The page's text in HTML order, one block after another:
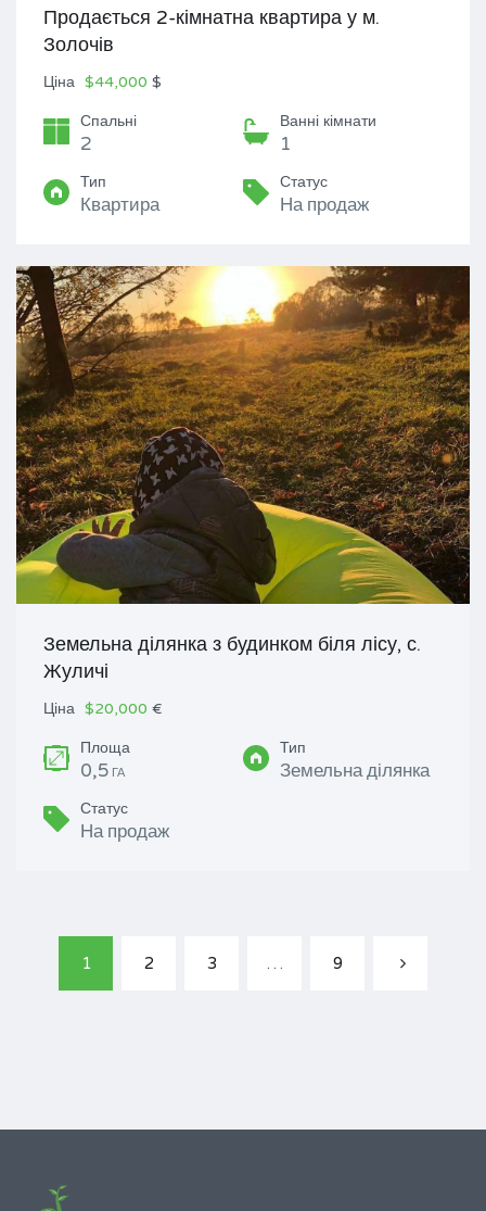
Продається 2-кімнатна квартира у м.
Золочів
Ціна $44,000 $
Спальні
2
Ванні кімнати
1
Тип
Квартира
Статус
На продаж
Земельна ділянка з будинком біля лісу, с.
Жуличі
Ціна $20,000 €
Площа
0,5 ГА
Тип
Земельна ділянка
Статус
На продаж
1 2 3 … 9